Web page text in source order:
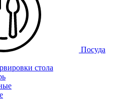
Посуда
стола